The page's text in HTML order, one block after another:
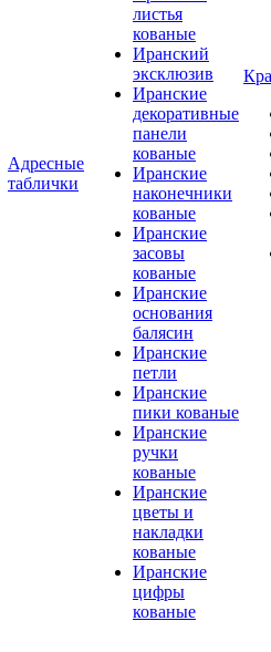
Адресные
таблички
листья
кованые
Иранский
эксклюзив
Иранские
декоративные
панели
кованые
Иранские
наконечники
кованые
Иранские
засовы
кованые
Иранские
основания
балясин
Иранские
петли
Иранские
пики кованые
Иранские
ручки
кованые
Иранские
цветы и
накладки
кованые
Иранские
цифры
кованые